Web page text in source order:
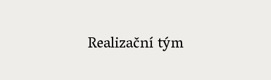
Realizační tým